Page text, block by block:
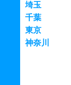
埼玉
千葉
東京
神奈川